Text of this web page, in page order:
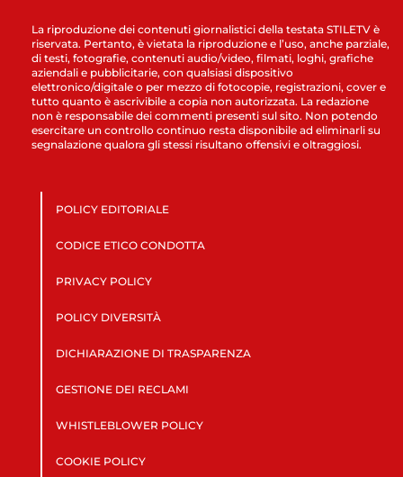
La riproduzione dei contenuti giornalistici della testata STILETV è
riservata. Pertanto, è vietata la riproduzione e l’uso, anche parziale,
di testi, fotografie, contenuti audio/video, filmati, loghi, grafiche
aziendali e pubblicitarie, con qualsiasi dispositivo
elettronico/digitale o per mezzo di fotocopie, registrazioni, cover e
tutto quanto è ascrivibile a copia non autorizzata. La redazione
non è responsabile dei commenti presenti sul sito. Non potendo
esercitare un controllo continuo resta disponibile ad eliminarli su
segnalazione qualora gli stessi risultano offensivi e oltraggiosi.
POLICY EDITORIALE
CODICE ETICO CONDOTTA
PRIVACY POLICY
POLICY DIVERSITÀ
DICHIARAZIONE DI TRASPARENZA
GESTIONE DEI RECLAMI
WHISTLEBLOWER POLICY
COOKIE POLICY